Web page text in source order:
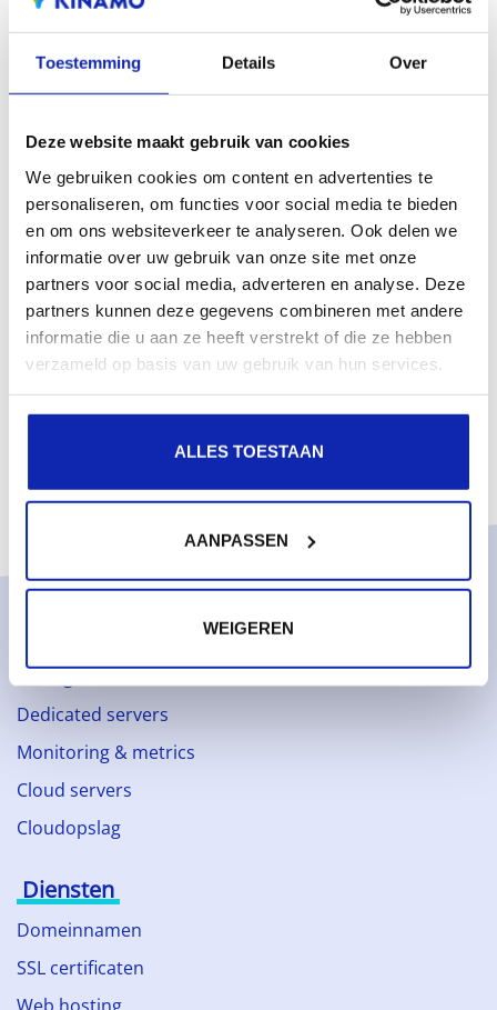
Toestemming Details Over
Deze website maakt gebruik van cookies
We gebruiken cookies om content en advertenties te
personaliseren, om functies voor social media te bieden
en om ons websiteverkeer te analyseren. Ook delen we
informatie over uw gebruik van onze site met onze
partners voor social media, adverteren en analyse. Deze
partners kunnen deze gegevens combineren met andere
informatie die u aan ze heeft verstrekt of die ze hebben
verzameld op basis van uw gebruik van hun services.
ALLES TOESTAAN
AANPASSEN
WEIGEREN
Nginx - SSL certificaataanvraag (CSR) genereren
CSR OPENSSL
Lighttpd - SSL certificaat installeren
Nginx - SSL certificaat installeren
Managed services
Dedicated servers
Monitoring & metrics
Cloud servers
Cloudopslag
Diensten
Domeinnamen
SSL certificaten